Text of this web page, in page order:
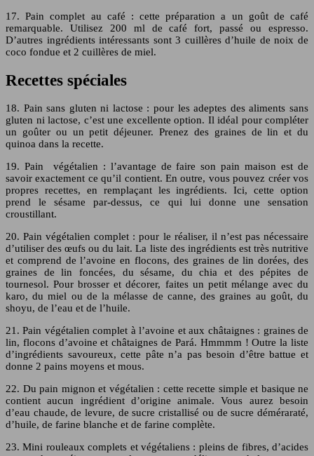
17. Pain complet au café : cette préparation a un goût de café
remarquable. Utilisez 200 ml de café fort, passé ou espresso.
D’autres ingrédients intéressants sont 3 cuillères d’huile de noix de
coco fondue et 2 cuillères de miel.
Recettes spéciales
18. Pain sans gluten ni lactose : pour les adeptes des aliments sans
gluten ni lactose, c’est une excellente option. Il idéal pour compléter
un goûter ou un petit déjeuner. Prenez des graines de lin et du
quinoa dans la recette.
19. Pain végétalien : l’avantage de faire son pain maison est de
savoir exactement ce qu’il contient. En outre, vous pouvez créer vos
propres recettes, en remplaçant les ingrédients. Ici, cette option
prend le sésame par-dessus, ce qui lui donne une sensation
croustillant.
20. Pain végétalien complet : pour le réaliser, il n’est pas nécessaire
d’utiliser des œufs ou du lait. La liste des ingrédients est très nutritive
et comprend de l’avoine en flocons, des graines de lin dorées, des
graines de lin foncées, du sésame, du chia et des pépites de
tournesol. Pour brosser et décorer, faites un petit mélange avec du
karo, du miel ou de la mélasse de canne, des graines au goût, du
shoyu, de l’eau et de l’huile.
21. Pain végétalien complet à l’avoine et aux châtaignes : graines de
lin, flocons d’avoine et châtaignes de Pará. Hmmmm ! Outre la liste
d’ingrédients savoureux, cette pâte n’a pas besoin d’être battue et
donne 2 pains moyens et mous.
22. Du pain mignon et végétalien : cette recette simple et basique ne
contient aucun ingrédient d’origine animale. Vous aurez besoin
d’eau chaude, de levure, de sucre cristallisé ou de sucre déméraraté,
d’huile, de farine blanche et de farine complète.
23. Mini rouleaux complets et végétaliens : pleins de fibres, d’acides